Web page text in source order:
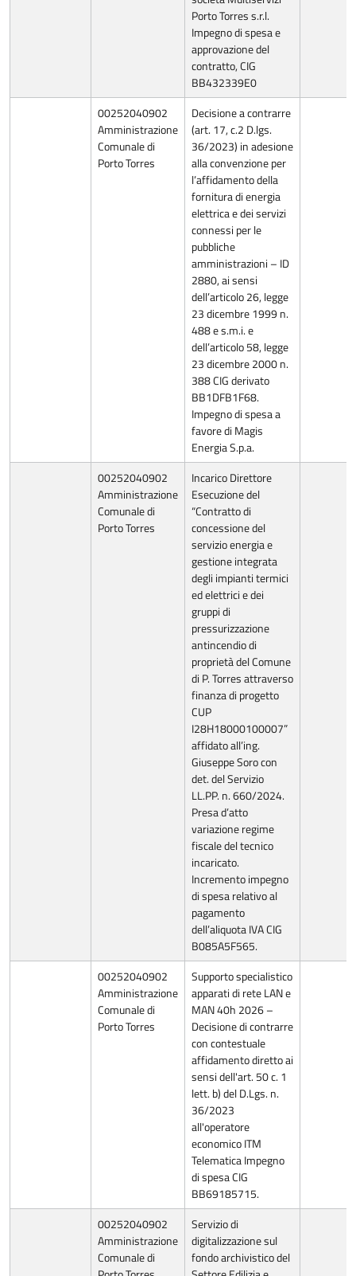
Porto Torres s.r.l.
Impegno di spesa e
approvazione del
contratto, CIG
BB432339E0
00252040902
Amministrazione
Comunale di
Porto Torres
Decisione a contrarre
(art. 17, c.2 D.lgs.
36/2023) in adesione
alla convenzione per
l’affidamento della
fornitura di energia
elettrica e dei servizi
connessi per le
pubbliche
amministrazioni – ID
2880, ai sensi
dell’articolo 26, legge
23 dicembre 1999 n.
488 e s.m.i. e
dell’articolo 58, legge
23 dicembre 2000 n.
388 CIG derivato
BB1DFB1F68.
Impegno di spesa a
favore di Magis
Energia S.p.a.
00252040902
Amministrazione
Comunale di
Porto Torres
Incarico Direttore
Esecuzione del
“Contratto di
concessione del
servizio energia e
gestione integrata
degli impianti termici
ed elettrici e dei
gruppi di
pressurizzazione
antincendio di
proprietà del Comune
di P. Torres attraverso
finanza di progetto
CUP
I28H18000100007”
affidato all’ing.
Giuseppe Soro con
det. del Servizio
LL.PP. n. 660/2024.
Presa d’atto
variazione regime
fiscale del tecnico
incaricato.
Incremento impegno
di spesa relativo al
pagamento
dell’aliquota IVA CIG
B085A5F565.
00252040902
Amministrazione
Comunale di
Porto Torres
Supporto specialistico
apparati di rete LAN e
MAN 40h 2026 –
Decisione di contrarre
con contestuale
affidamento diretto ai
sensi dell'art. 50 c. 1
lett. b) del D.Lgs. n.
36/2023
all'operatore
economico ITM
Telematica Impegno
di spesa CIG
BB69185715.
00252040902
Amministrazione
Comunale di
Servizio di
digitalizzazione sul
fondo archivistico del